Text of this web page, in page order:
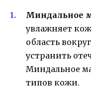
Миндальное
увлажняет
область
устранить
Миндальное
типов кожи.